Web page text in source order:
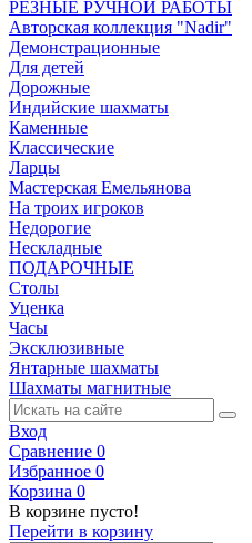
РЕЗНЫЕ РУЧНОЙ РАБОТЫ
Авторская коллекция "Nadir"
Демонстрационные
Для детей
Дорожные
Индийские шахматы
Каменные
Классические
Ларцы
Мастерская Емельянова
На троих игроков
Недорогие
Нескладные
ПОДАРОЧНЫЕ
Столы
Уценка
Часы
Эксклюзивные
Янтарные шахматы
Шахматы магнитные
Вход
Сравнение 0
Избранное 0
Корзина 0
В корзине пусто!
Перейти в корзину